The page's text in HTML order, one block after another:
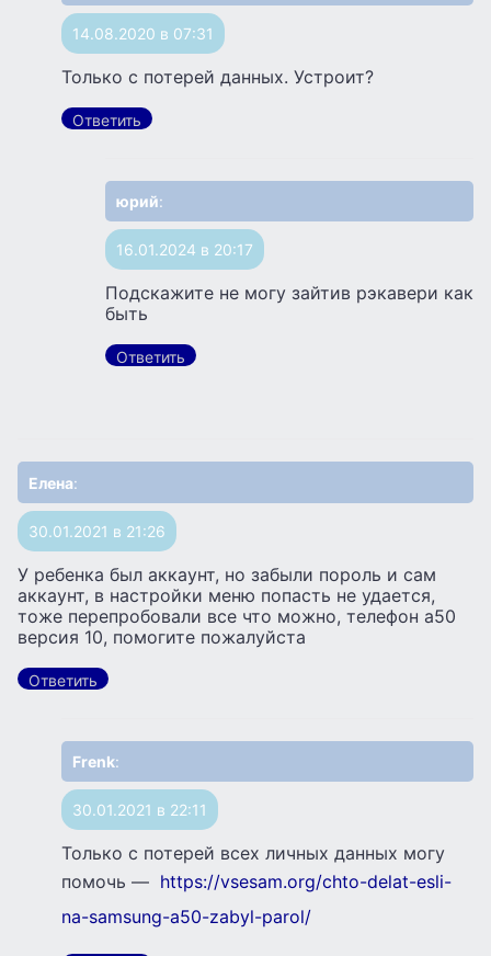
14.08.2020 в 07:31
Только с потерей данных. Устроит?
Ответить
юрий:
16.01.2024 в 20:17
Подскажите не могу зайтив рэкавери как
быть
Ответить
Елена:
30.01.2021 в 21:26
У ребенка был аккаунт, но забыли пороль и сам
аккаунт, в настройки меню попасть не удается,
тоже перепробовали все что можно, телефон а50
версия 10, помогите пожалуйста
Ответить
Frenk:
30.01.2021 в 22:11
Только с потерей всех личных данных могу
помочь — https://vsesam.org/chto-delat-esli-
na-samsung-a50-zabyl-parol/